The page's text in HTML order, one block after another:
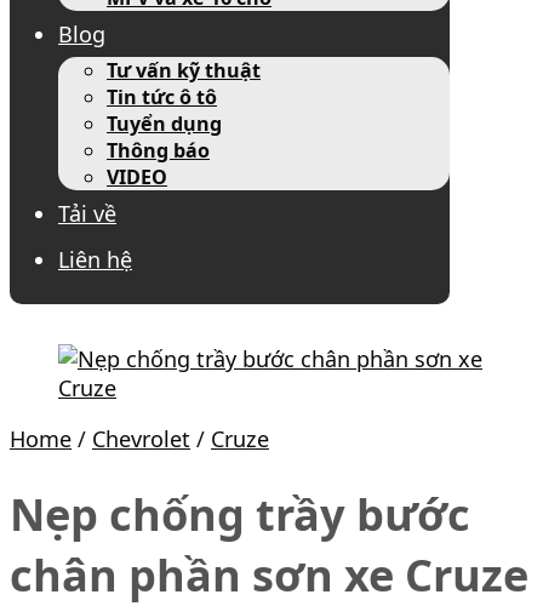
Blog
Tư vấn kỹ thuật
Tin tức ô tô
Tuyển dụng
Thông báo
VIDEO
Tải về
Liên hệ
Home / Chevrolet / Cruze
Nẹp chống trầy bước
chân phần sơn xe Cruze